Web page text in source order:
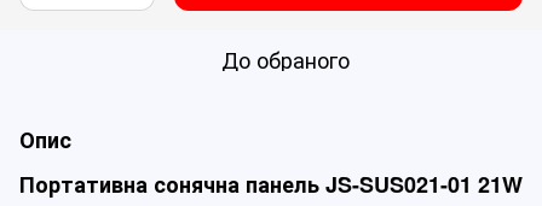
До обраного
Опис
Портативна сонячна панель JS-SUS021-01 21W